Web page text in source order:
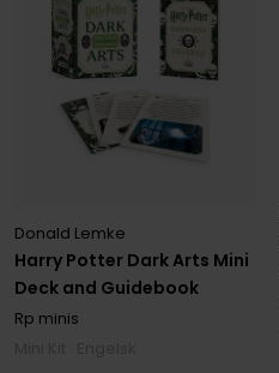
Harry Potter Dark Arts Mini
Deck and Guidebook
Donald Lemke
Rp minis